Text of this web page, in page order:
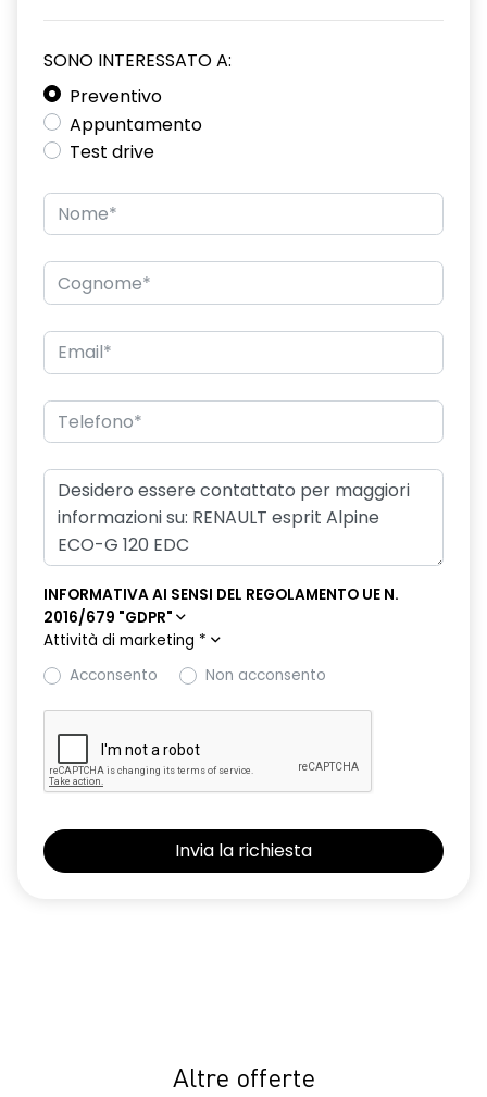
SONO INTERESSATO A:
Preventivo
Appuntamento
Test drive
INFORMATIVA AI SENSI DEL REGOLAMENTO UE N.
2016/679 "GDPR"
Attività di marketing *
Acconsento
Non acconsento
Altre offerte